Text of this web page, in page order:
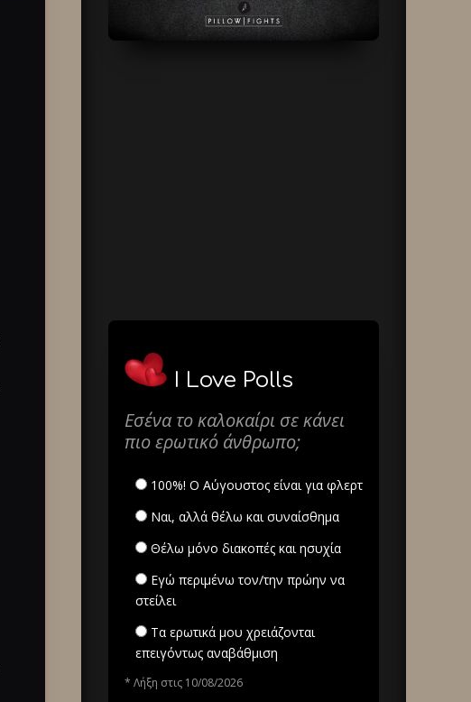
I Love Polls
Εσένα το καλοκαίρι σε κάνει
πιο ερωτικό άνθρωπο;
100%! Ο Αύγουστος είναι για φλερτ
Ναι, αλλά θέλω και συναίσθημα
Θέλω μόνο διακοπές και ησυχία
Εγώ περιμένω τον/την πρώην να
στείλει
Τα ερωτικά μου χρειάζονται
επειγόντως αναβάθμιση
* Λήξη στις 10/08/2026